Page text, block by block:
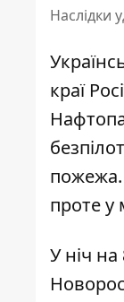
Наслідки
краї
пожежа.
проте у
У ніч